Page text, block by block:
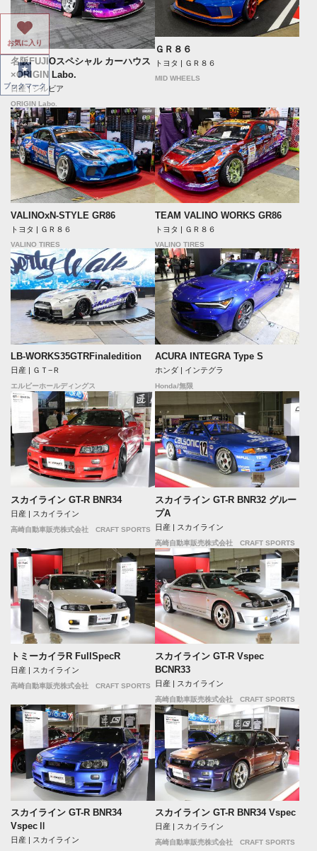
名阪FUJIOスペシャル カーハウス
×ORIGIN Labo.
日産 | シルビア
ORIGIN Labo.
ＧＲ８６
トヨタ | ＧＲ８６
MID WHEELS
VALINOxN-STYLE GR86
トヨタ | ＧＲ８６
VALINO TIRES
TEAM VALINO WORKS GR86
トヨタ | ＧＲ８６
VALINO TIRES
LB-WORKS35GTRFinaledition
日産 | ＧＴ−Ｒ
エルビーホールディングス
ACURA INTEGRA Type S
ホンダ | インテグラ
Honda/無限
スカイライン GT-R BNR34
日産 | スカイライン
高崎自動車販売株式会社 CRAFT SPORTS
スカイライン GT-R BNR32 グルー
プA
日産 | スカイライン
高崎自動車販売株式会社 CRAFT SPORTS
トミーカイラR FullSpecR
日産 | スカイライン
高崎自動車販売株式会社 CRAFT SPORTS
スカイライン GT-R Vspec
BCNR33
日産 | スカイライン
高崎自動車販売株式会社 CRAFT SPORTS
スカイライン GT-R BNR34
VspecⅡ
日産 | スカイライン
スカイライン GT-R BNR34 Vspec
日産 | スカイライン
高崎自動車販売株式会社 CRAFT SPORTS
お気に入り
ブックマーク